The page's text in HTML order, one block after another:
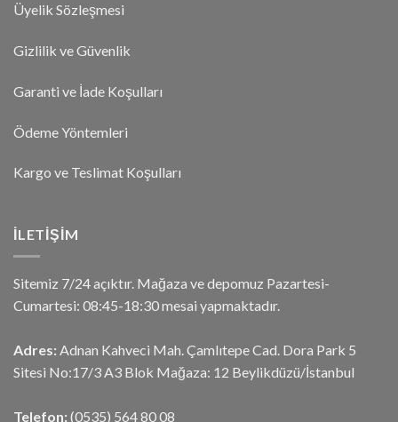
Üyelik Sözleşmesi
Gizlilik ve Güvenlik
Garanti ve İade Koşulları
Ödeme Yöntemleri
Kargo ve Teslimat Koşulları
İLETIŞIM
Sitemiz 7/24 açıktır. Mağaza ve depomuz Pazartesi-
Cumartesi: 08:45-18:30 mesai yapmaktadır.
Adres: Adnan Kahveci Mah. Çamlıtepe Cad. Dora Park 5
Sitesi No:17/3 A3 Blok Mağaza: 12 Beylikdüzü/İstanbul
Telefon: (0535) 564 80 08